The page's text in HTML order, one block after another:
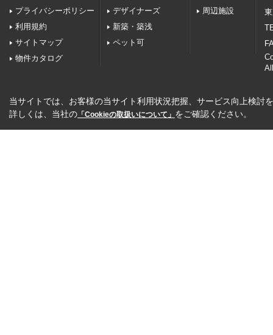
プライバシーポリシー
利用規約
サイトマップ
物件カタログ
デザイナーズ
新築・築浅
ペット可
周辺施設
当サイトでは、お客様の当サイト利用状況把握、サービス向上検討
詳しくは、当社の 「Cookieの取扱いについて」 をご確認ください。